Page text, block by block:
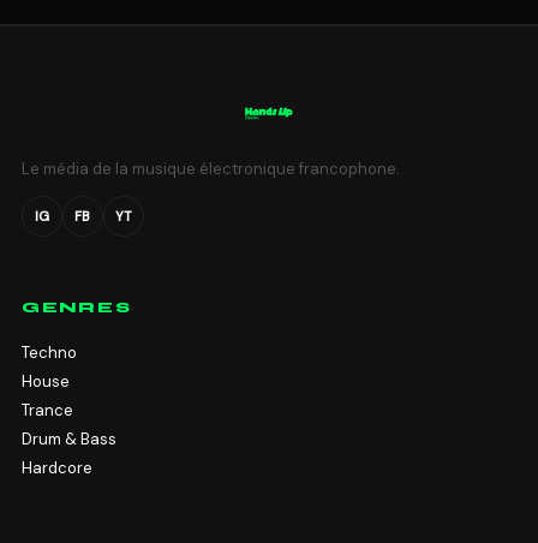
Le média de la musique électronique francophone.
IG FB YT
GENRES
Techno
House
Trance
Drum & Bass
Hardcore